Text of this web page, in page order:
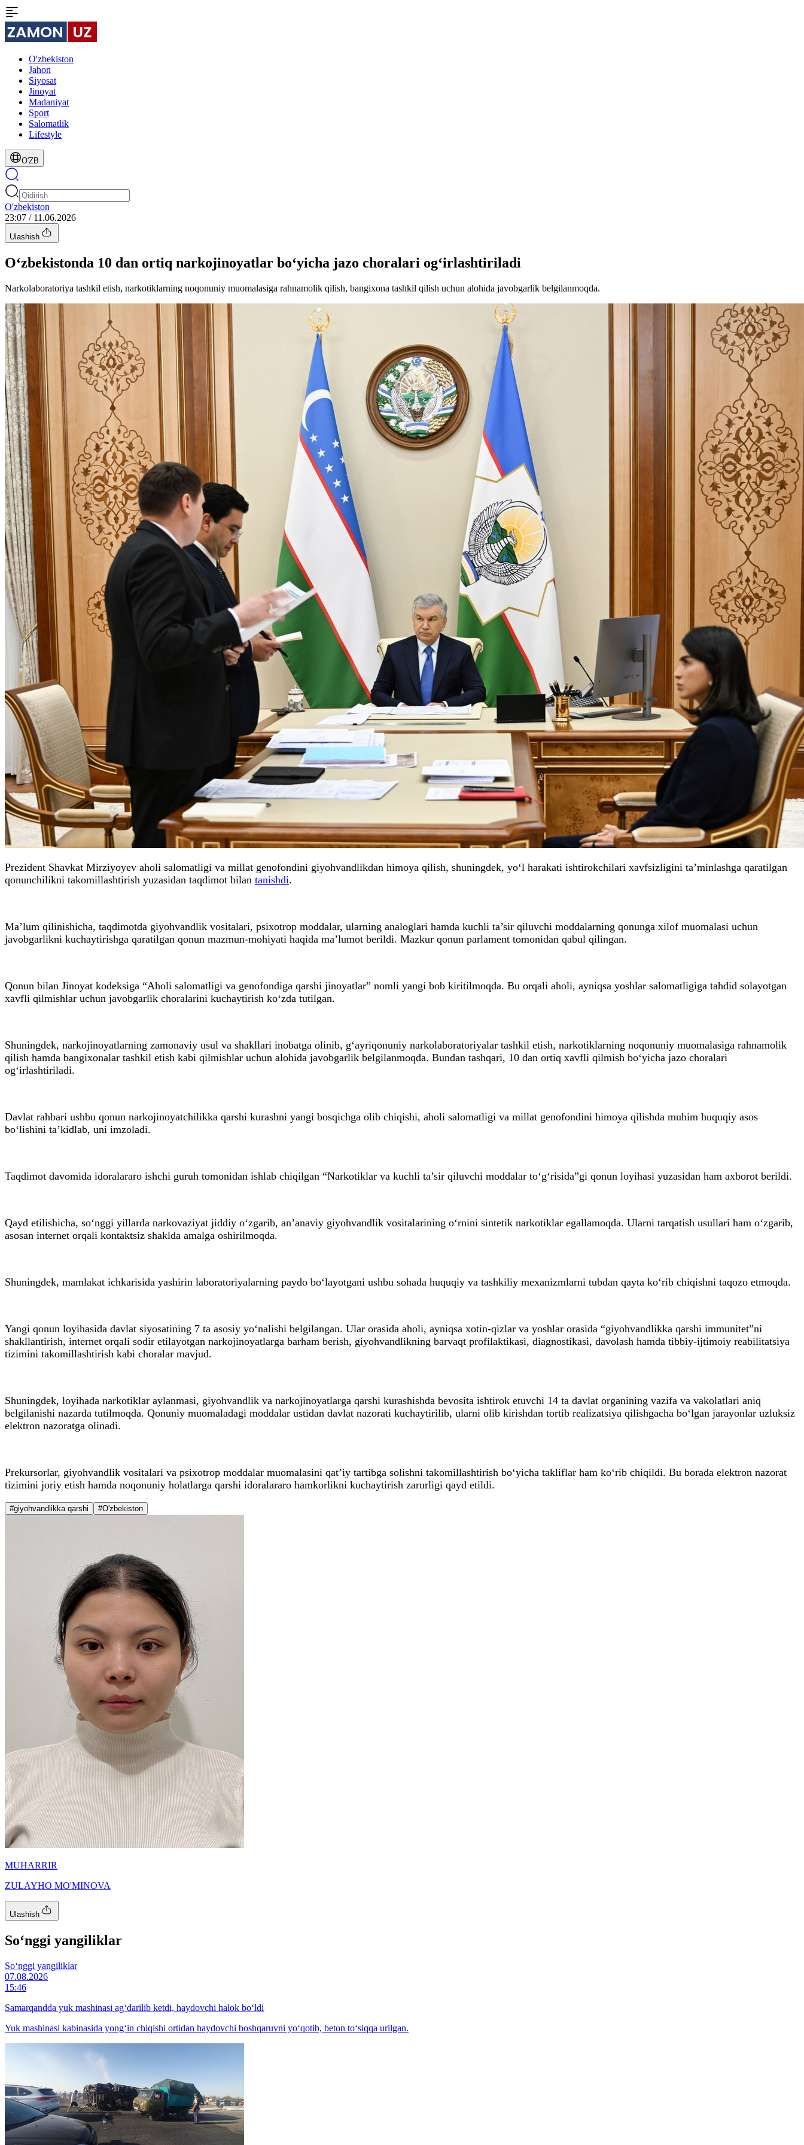
O'zbekiston
Jahon
Siyosat
Jinoyat
Madaniyat
Sport
Salomatlik
Lifestyle
O'ZB
O'zbekiston
23:07 / 11.06.2026
Ulashish
O‘zbekistonda 10 dan ortiq narkojinoyatlar bo‘yicha jazo choralari og‘irlashtiriladi
Narkolaboratoriya tashkil etish, narkotiklarning noqonuniy muomalasiga rahnamolik qilish, bangixona tashkil qilish uchun alohida javobgarlik belgilanmoqda.
Prezident Shavkat Mirziyoyev aholi salomatligi va millat genofondini giyohvandlikdan himoya qilish, shuningdek, yo‘l harakati ishtirokchilari xavfsizligini ta’minlashga qaratilgan
qonunchilikni takomillashtirish yuzasidan taqdimot bilan tanishdi.
Ma’lum qilinishicha, taqdimotda giyohvandlik vositalari, psixotrop moddalar, ularning analoglari hamda kuchli ta’sir qiluvchi moddalarning qonunga xilof muomalasi uchun
javobgarlikni kuchaytirishga qaratilgan qonun mazmun-mohiyati haqida ma’lumot berildi. Mazkur qonun parlament tomonidan qabul qilingan.
Qonun bilan Jinoyat kodeksiga “Aholi salomatligi va genofondiga qarshi jinoyatlar” nomli yangi bob kiritilmoqda. Bu orqali aholi, ayniqsa yoshlar salomatligiga tahdid solayotgan
xavfli qilmishlar uchun javobgarlik choralarini kuchaytirish ko‘zda tutilgan.
Shuningdek, narkojinoyatlarning zamonaviy usul va shakllari inobatga olinib, g‘ayriqonuniy narkolaboratoriyalar tashkil etish, narkotiklarning noqonuniy muomalasiga rahnamolik
qilish hamda bangixonalar tashkil etish kabi qilmishlar uchun alohida javobgarlik belgilanmoqda. Bundan tashqari, 10 dan ortiq xavfli qilmish bo‘yicha jazo choralari
og‘irlashtiriladi.
Davlat rahbari ushbu qonun narkojinoyatchilikka qarshi kurashni yangi bosqichga olib chiqishi, aholi salomatligi va millat genofondini himoya qilishda muhim huquqiy asos
bo‘lishini ta’kidlab, uni imzoladi.
Taqdimot davomida idoralararo ishchi guruh tomonidan ishlab chiqilgan “Narkotiklar va kuchli ta’sir qiluvchi moddalar to‘g‘risida”gi qonun loyihasi yuzasidan ham axborot berildi.
Qayd etilishicha, so‘nggi yillarda narkovaziyat jiddiy o‘zgarib, an’anaviy giyohvandlik vositalarining o‘rnini sintetik narkotiklar egallamoqda. Ularni tarqatish usullari ham o‘zgarib,
asosan internet orqali kontaktsiz shaklda amalga oshirilmoqda.
Shuningdek, mamlakat ichkarisida yashirin laboratoriyalarning paydo bo‘layotgani ushbu sohada huquqiy va tashkiliy mexanizmlarni tubdan qayta ko‘rib chiqishni taqozo etmoqda.
Yangi qonun loyihasida davlat siyosatining 7 ta asosiy yo‘nalishi belgilangan. Ular orasida aholi, ayniqsa xotin-qizlar va yoshlar orasida “giyohvandlikka qarshi immunitet”ni
shakllantirish, internet orqali sodir etilayotgan narkojinoyatlarga barham berish, giyohvandlikning barvaqt profilaktikasi, diagnostikasi, davolash hamda tibbiy-ijtimoiy reabilitatsiya
tizimini takomillashtirish kabi choralar mavjud.
Shuningdek, loyihada narkotiklar aylanmasi, giyohvandlik va narkojinoyatlarga qarshi kurashishda bevosita ishtirok etuvchi 14 ta davlat organining vazifa va vakolatlari aniq
belgilanishi nazarda tutilmoqda. Qonuniy muomaladagi moddalar ustidan davlat nazorati kuchaytirilib, ularni olib kirishdan tortib realizatsiya qilishgacha bo‘lgan jarayonlar uzluksiz
elektron nazoratga olinadi.
Prekursorlar, giyohvandlik vositalari va psixotrop moddalar muomalasini qat’iy tartibga solishni takomillashtirish bo‘yicha takliflar ham ko‘rib chiqildi. Bu borada elektron nazorat
tizimini joriy etish hamda noqonuniy holatlarga qarshi idoralararo hamkorlikni kuchaytirish zarurligi qayd etildi.
#giyohvandlikka qarshi #O'zbekiston
MUHARRIR
ZULAYHO MO'MINOVA
Ulashish
So‘nggi yangiliklar
So‘nggi yangiliklar
07.08.2026
15:46
Samarqandda yuk mashinasi ag‘darilib ketdi, haydovchi halok bo‘ldi
Yuk mashinasi kabinasida yong‘in chiqishi ortidan haydovchi boshqaruvni yo‘qotib, beton to‘siqqa urilgan.